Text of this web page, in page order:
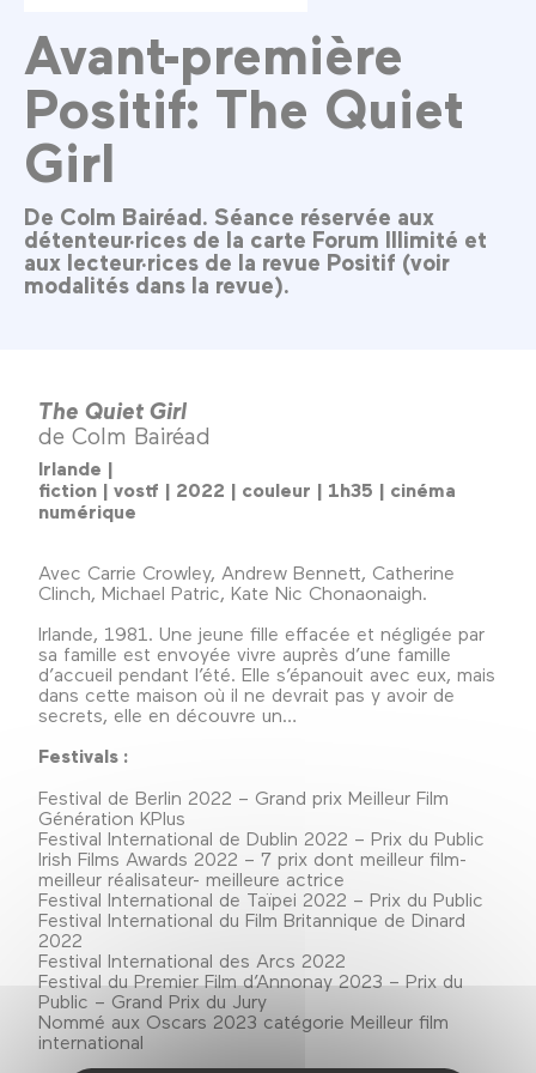
Avant-première
Positif: The Quiet
Girl
De Colm Bairéad. Séance réservée aux
détenteur·rices de la carte Forum Illimité et
aux lecteur·rices de la revue Positif (voir
modalités dans la revue).
The Quiet Girl
de Colm Bairéad
Irlande |
fiction | vostf | 2022 | couleur | 1h35 | cinéma
numérique
Avec Carrie Crowley, Andrew Bennett, Catherine
Clinch, Michael Patric, Kate Nic Chonaonaigh.
Irlande, 1981. Une jeune fille effacée et négligée par
sa famille est envoyée vivre auprès d’une famille
d’accueil pendant l’été. Elle s’épanouit avec eux, mais
dans cette maison où il ne devrait pas y avoir de
secrets, elle en découvre un…
Festivals :
Festival de Berlin 2022 – Grand prix Meilleur Film
Génération KPlus
Festival International de Dublin 2022 – Prix du Public
Irish Films Awards 2022 – 7 prix dont meilleur film-
meilleur réalisateur- meilleure actrice
Festival International de Taïpei 2022 – Prix du Public
Festival International du Film Britannique de Dinard
2022
Festival International des Arcs 2022
Festival du Premier Film d’Annonay 2023 – Prix du
Public – Grand Prix du Jury
Nommé aux Oscars 2023 catégorie Meilleur film
international